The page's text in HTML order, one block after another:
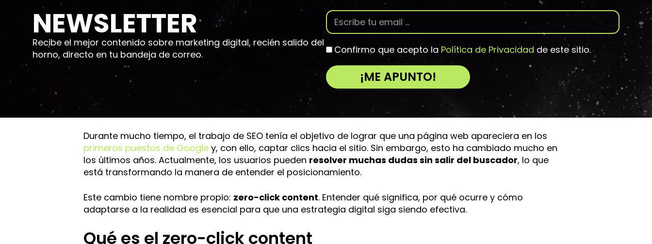
NEWSLETTER
Recibe el mejor contenido sobre marketing digital, recién salido del
horno, directo en tu bandeja de correo.
Confirmo que acepto la Política de Privacidad de este sitio.
¡ME APUNTO!
t
r
n
a
t
v
e
Durante mucho tiempo, el trabajo de SEO tenía el objetivo de lograr que una página web apareciera en los
primeros puestos de Google y, con ello, captar clics hacia el sitio. Sin embargo, esto ha cambiado mucho en
los últimos años. Actualmente, los usuarios pueden resolver muchas dudas sin salir del buscador, lo que
está transformando la manera de entender el posicionamiento.
Este cambio tiene nombre propio: zero-click content. Entender qué significa, por qué ocurre y cómo
adaptarse a la realidad es esencial para que una estrategia digital siga siendo efectiva.
Qué es el zero-click content